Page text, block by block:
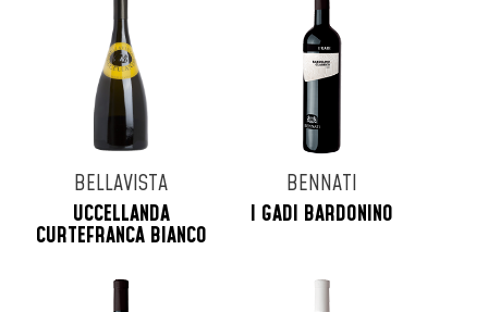
BELLAVISTA
UCCELLANDA
CURTEFRANCA BIANCO
BENNATI
I GADI BARDONINO